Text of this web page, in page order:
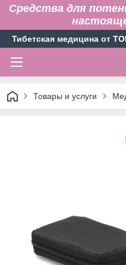
Средства для
Тибетская медицина от
Товары и услуги